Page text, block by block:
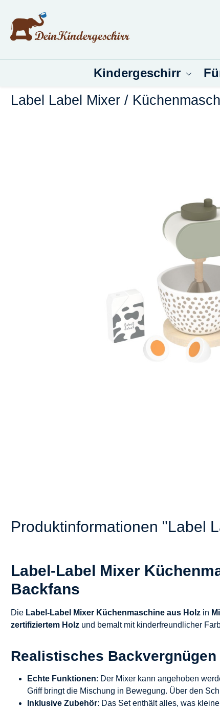
Hauptinhalt springen
Zur Suche springen
Kindergeschirr
Label Label Mixer /
Produktinformationen "Label
Label-Label Mixer
Backfans
Die Label-Label Mixer Küchenmaschine aus Holz in
zertifiziertem Holz und bemalt mit kinderfreundlicher
Realistisches Backvergnügen
Echte Funktionen: Der Mixer kann angehoben
Griff bringt die Mischung in Bewegung. Über den
Inklusive Zubehör: Das Set enthält alles, was